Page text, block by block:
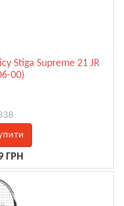
Stiga Supreme 21 JR
00)
ГРН